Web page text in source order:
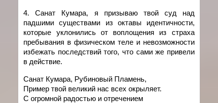
4. Санат Кумара, я призываю твой
суд над
падшими существами из октавы идентичности,
которые уклонились от воплощения из страха
пребывания в физическом теле и невозможности
избежать последствий того, что сами же привели
в действие.
Санат Кумара, Рубиновый Пламень,
Пример твой великий нас всех окрыляет.
С огромной радостью и отречением